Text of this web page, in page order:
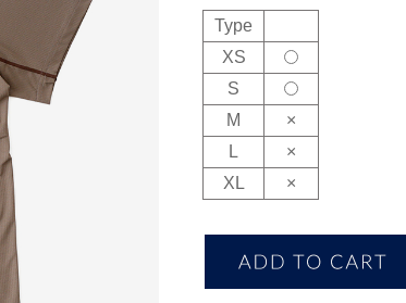
Type
XS
S
M
×
L
×
XL
×